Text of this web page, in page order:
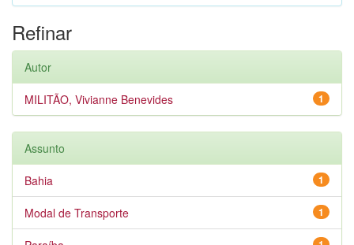
Refinar
Autor
1
MILITÃO, Vivianne Benevides
Assunto
1
Bahia
1
Modal de Transporte